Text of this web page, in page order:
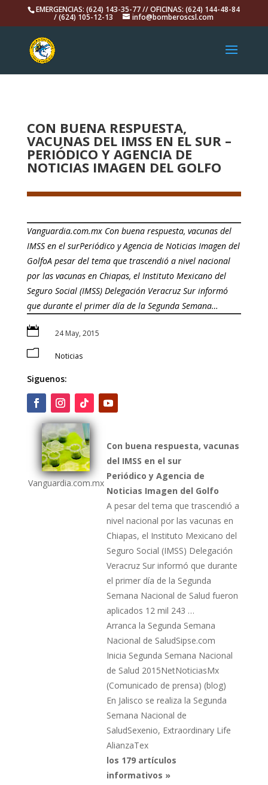
EMERGENCIAS: (624) 143-35-77 // OFICINAS: (624) 144-48-84
/ (624) 105-12-13 info@bomberoscsl.com
CON BUENA RESPUESTA,
VACUNAS DEL IMSS EN EL SUR –
PERIÓDICO Y AGENCIA DE
NOTICIAS IMAGEN DEL GOLFO
Vanguardia.com.mx Con buena respuesta, vacunas del
IMSS en el surPeriódico y Agencia de Noticias Imagen del
GolfoA pesar del tema que trascendió a nivel nacional
por las vacunas en Chiapas, el Instituto Mexicano del
Seguro Social (IMSS) Delegación Veracruz Sur informó
que durante el primer día de la Segunda Semana…
 24 May, 2015
m Noticias
Siguenos:
Vanguardia.com.mx
Con buena respuesta, vacunas
del IMSS en el sur
Periódico y Agencia de
Noticias Imagen del Golfo
A pesar del tema que trascendió a
nivel nacional por las vacunas en
Chiapas, el Instituto Mexicano del
Seguro Social (IMSS) Delegación
Veracruz Sur informó que durante
el primer día de la Segunda
Semana Nacional de Salud fueron
aplicados 12 mil 243 …
Arranca la Segunda Semana
Nacional de SaludSipse.com
Inicia Segunda Semana Nacional
de Salud 2015NetNoticiasMx
(Comunicado de prensa) (blog)
En Jalisco se realiza la Segunda
Semana Nacional de
SaludSexenio, Extraordinary Life
AlianzaTex
los 179 artículos
informativos »